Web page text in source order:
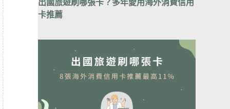
出國旅遊刷哪張卡？ 多年愛用海外消費信用
卡推薦